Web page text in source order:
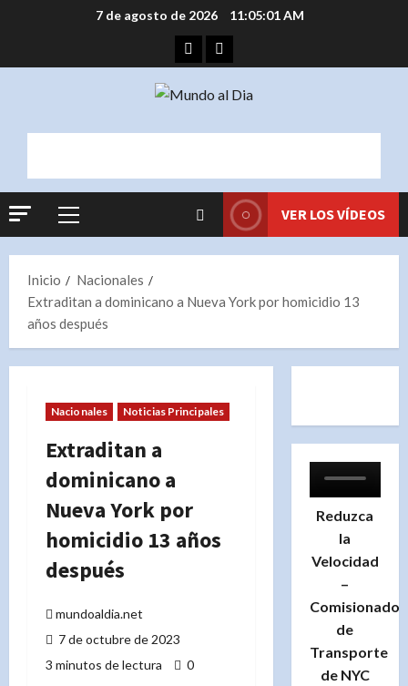
7 de agosto de 2026 11:05:01 AM
FacebookInstagram
Menú
VER LOS VÍDEOS
Inicio
Nacionales
Extraditan a dominicano a Nueva York por homicidio 13
años después
Nacionales Noticias Principales
Extraditan a
dominicano a
Nueva York por
homicidio 13 años
después
mundoaldia.net
7 de octubre de 2023
3 minutos de lectura
0
Reduzca
la
Velocidad
–
Comisionado
de
Transporte
de NYC